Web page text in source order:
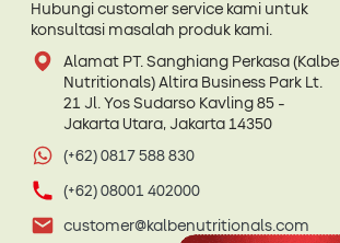
Hubungi customer service kami untuk
konsultasi masalah produk kami.
Alamat PT. Sanghiang Perkasa (Kalbe
Nutritionals) Altira Business Park Lt.
21 Jl. Yos Sudarso Kavling 85 -
Jakarta Utara, Jakarta 14350
(+62) 0817 588 830
(+62) 08001 402000
customer@kalbenutritionals.com